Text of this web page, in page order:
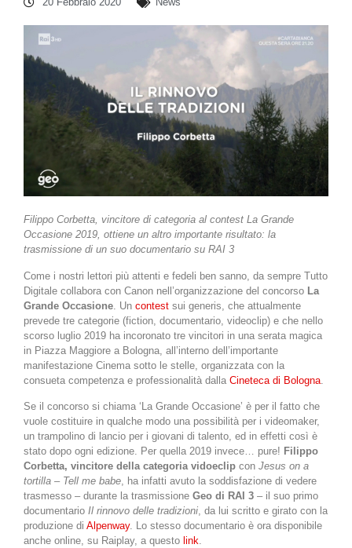
Filippo Corbetta, vincitore di categoria al contest La Grande
Occasione 2019, ottiene un altro importante risultato: la
trasmissione di un suo documentario su RAI 3
Come i nostri lettori più attenti e fedeli ben sanno, da sempre Tutto
Digitale collabora con Canon nell’organizzazione del concorso La
Grande Occasione . Un contest sui generis, che attualmente
prevede tre categorie (fiction, documentario, videoclip) e che nello
scorso luglio 2019 ha incoronato tre vincitori in una serata magica
in Piazza Maggiore a Bologna, all’interno dell’importante
manifestazione Cinema sotto le stelle, organizzata con la
consueta competenza e professionalità dalla Cineteca di Bologna
Se il concorso si chiama ‘La Grande Occasione’ è per il fatto che
vuole costituire in qualche modo una possibilità per i videomaker,
un trampolino di lancio per i giovani di talento, ed in effetti così è
stato dopo ogni edizione. Per quella 2019 invece… pure! Filippo
Corbetta, vincitore della categoria vidoeclip con Jesus on a
tortilla – Tell me babe, ha infatti avuto la soddisfazione di vedere
trasmesso – durante la trasmissione Geo di RAI 3 – il suo primo
documentario Il rinnovo delle tradizioni, da lui scritto e girato con la
produzione di Alpenway. Lo stesso documentario è ora disponibile
anche online, su Raiplay, a questo link.